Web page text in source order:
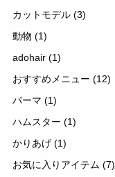
カットモデル (3)
動物 (1)
adohair (1)
おすすめメニュー (12)
パーマ (1)
ハムスター (1)
かりあげ (1)
お気に入りアイテム (7)